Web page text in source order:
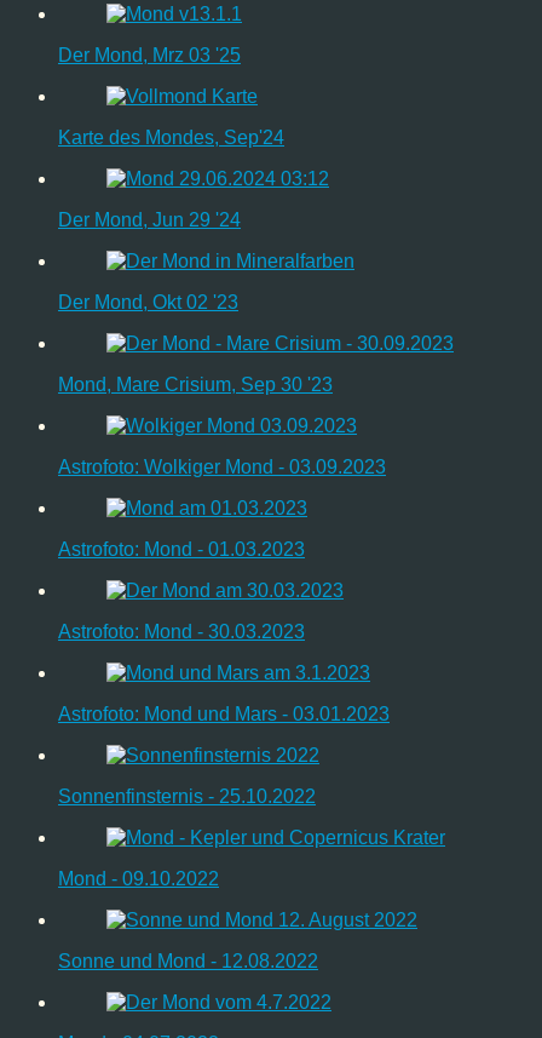
Der Mond, Mrz 03 '25
Karte des Mondes, Sep'24
Der Mond, Jun 29 '24
Der Mond, Okt 02 '23
Mond, Mare Crisium, Sep 30 '23
Astrofoto: Wolkiger Mond - 03.09.2023
Astrofoto: Mond - 01.03.2023
Astrofoto: Mond - 30.03.2023
Astrofoto: Mond und Mars - 03.01.2023
Sonnenfinsternis - 25.10.2022
Mond - 09.10.2022
Sonne und Mond - 12.08.2022